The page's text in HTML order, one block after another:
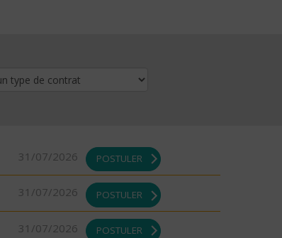
31/07/2026 POSTULER
31/07/2026 POSTULER
31/07/2026 POSTULER